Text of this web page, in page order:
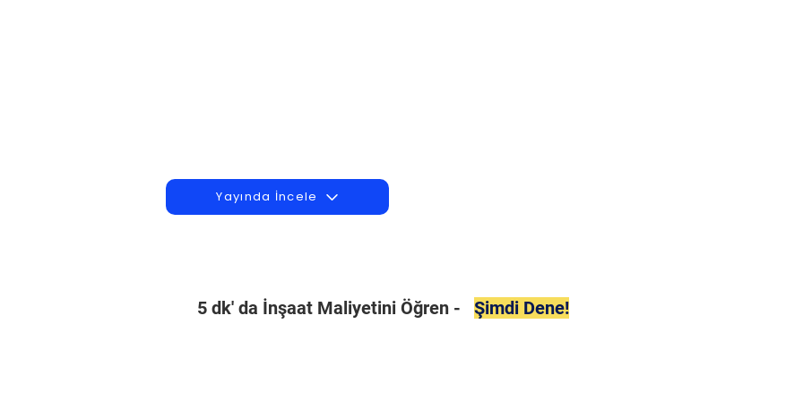
Yayında İncele
5 dk' da İnşaat Maliyetini Öğren - Şimdi Dene!